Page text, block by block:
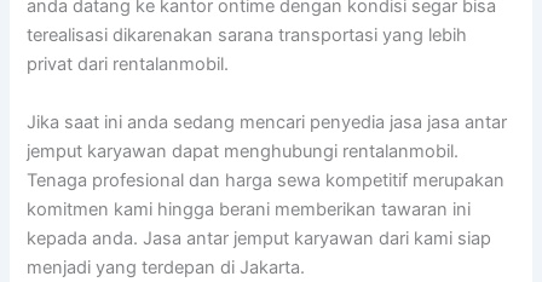
anda datang ke kantor ontime dengan kondisi segar bisa
terealisasi dikarenakan sarana transportasi yang lebih
privat dari rentalanmobil.
Jika saat ini anda sedang mencari penyedia jasa jasa antar
jemput karyawan dapat menghubungi rentalanmobil.
Tenaga profesional dan harga sewa kompetitif merupakan
komitmen kami hingga berani memberikan tawaran ini
kepada anda. Jasa antar jemput karyawan dari kami siap
menjadi yang terdepan di Jakarta.